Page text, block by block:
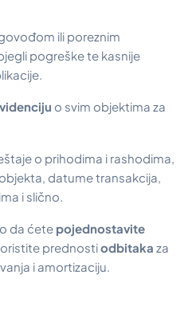
ili poreznim
pogreške te kasnije
o svim objektima za
o prihodima i rashodima,
datume transakcija,
i slično.
da ćete pojednostavite
prednostiodbitaka za
i amortizaciju.